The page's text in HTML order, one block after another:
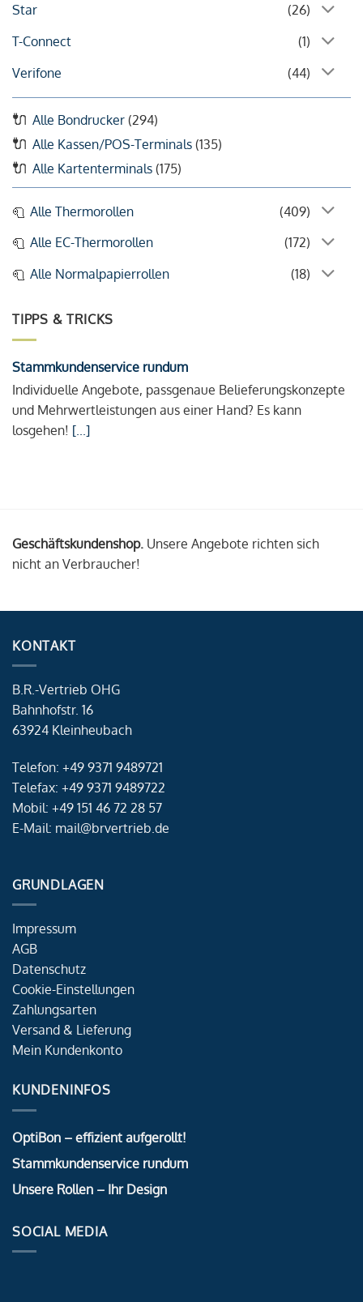
Star
(26)
T-Connect
(1)
Verifone
(44)
Alle Bondrucker (294)
Alle Kassen/POS-Terminals (135)
Alle Kartenterminals (175)
Alle Thermorollen
(409)
Alle EC-Thermorollen
(172)
Alle Normalpapierrollen
(18)
TIPPS & TRICKS
Stammkundenservice rundum
Individuelle Angebote, passgenaue Belieferungskonzepte
und Mehrwertleistungen aus einer Hand? Es kann
losgehen! [...]
Geschäftskundenshop. Unsere Angebote richten sich
nicht an Verbraucher!
KONTAKT
B.R.-Vertrieb OHG
Bahnhofstr. 16
63924 Kleinheubach
Telefon: +49 9371 9489721
Telefax: +49 9371 9489722
Mobil: +49 151 46 72 28 57
E-Mail: mail@brvertrieb.de
GRUNDLAGEN
Impressum
AGB
Datenschutz
Cookie-Einstellungen
Zahlungsarten
Versand & Lieferung
Mein Kundenkonto
KUNDENINFOS
OptiBon – effizient aufgerollt!
Stammkundenservice rundum
Unsere Rollen – Ihr Design
SOCIAL MEDIA